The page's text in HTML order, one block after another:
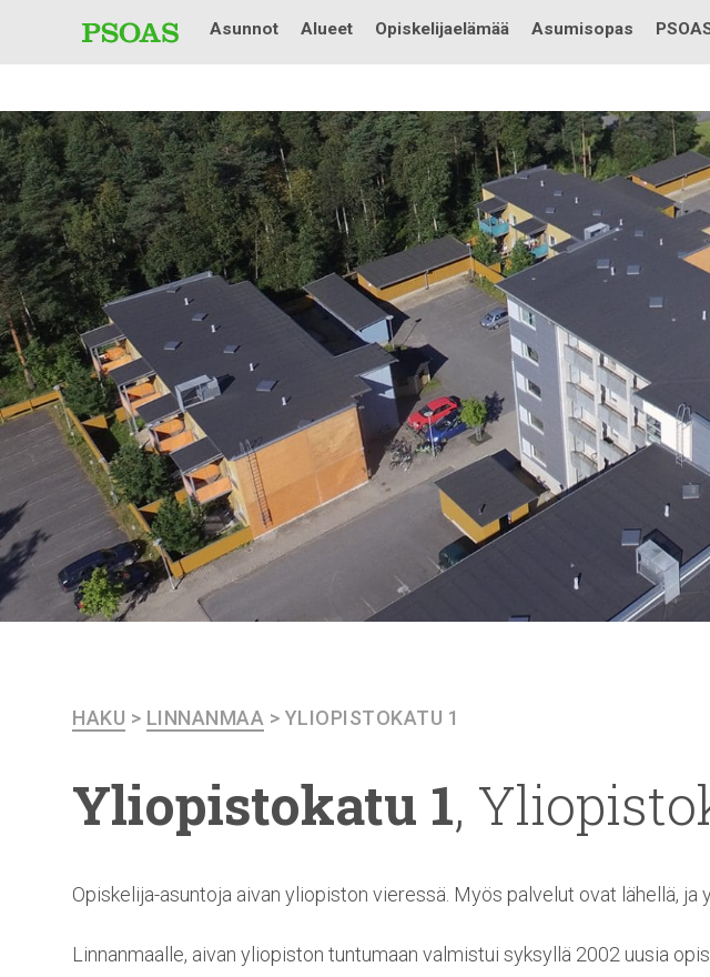
Asunnot Alueet Opiskelijaelämää Asumisopas
HAKU > LINNANMAA > YLIOPISTOKATU 1
Yliopistokatu 1,
Opiskelija-asuntoja aivan yliopiston vieressä. Myös palvelut ovat lähellä, ja
Linnanmaalle, aivan yliopiston tuntumaan valmistui syksyllä 2002 uusia